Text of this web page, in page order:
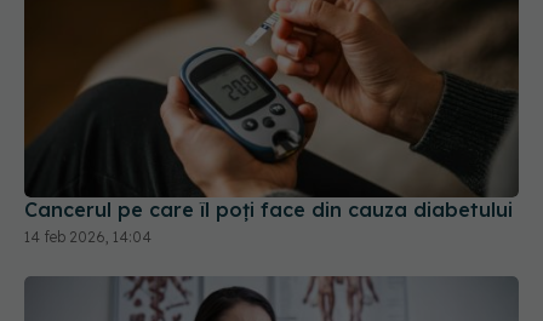
Cancerul pe care îl poți face din cauza diabetului
14 feb 2026, 14:04